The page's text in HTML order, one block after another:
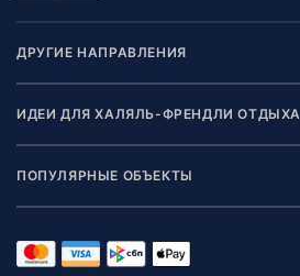
ДРУГИЕ НАПРАВЛЕНИЯ
ИДЕИ ДЛЯ ХАЛЯЛЬ-ФРЕНДЛИ ОТДЫХА
ПОПУЛЯРНЫЕ ОБЪЕКТЫ